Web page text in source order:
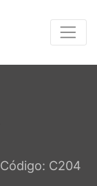
Código: C204